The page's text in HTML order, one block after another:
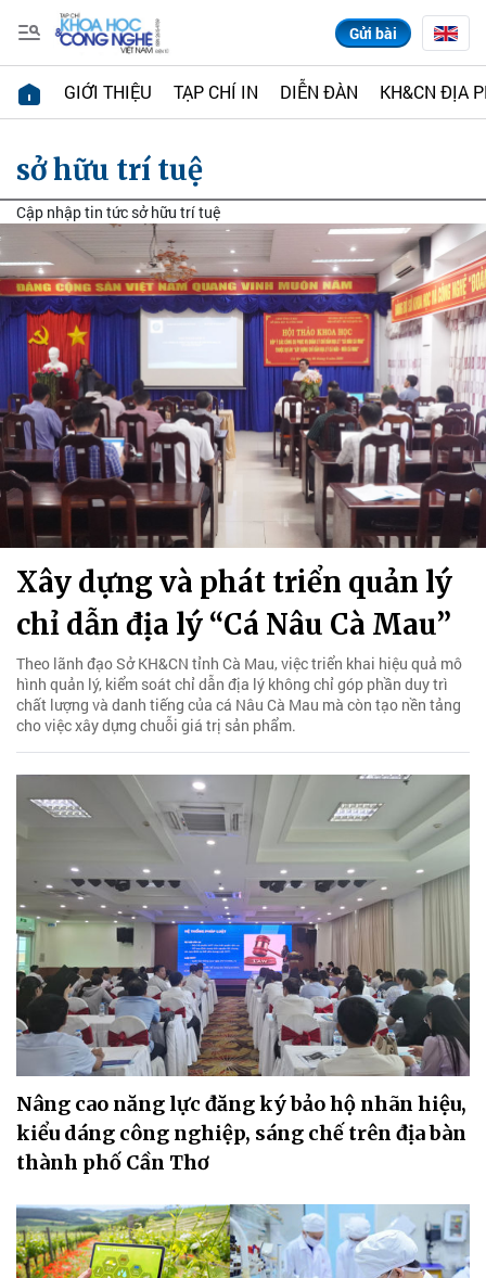
Gửi bài
GIỚI THIỆU TẠP CHÍ IN DIỄN ĐÀN KH&CN ĐỊA
sở hữu trí tuệ
Cập nhập tin tức sở hữu trí tuệ
Xây dựng và phát triển quản lý
chỉ dẫn địa lý “Cá Nâu Cà Mau”
Theo lãnh đạo Sở KH&CN tỉnh Cà Mau, việc triển khai hiệu quả mô
hình quản lý, kiểm soát chỉ dẫn địa lý không chỉ góp phần duy trì
chất lượng và danh tiếng của cá Nâu Cà Mau mà còn tạo nền tảng
cho việc xây dựng chuỗi giá trị sản phẩm.
Nâng cao năng lực đăng ký bảo hộ nhãn hiệu,
kiểu dáng công nghiệp, sáng chế trên địa bàn
thành phố Cần Thơ